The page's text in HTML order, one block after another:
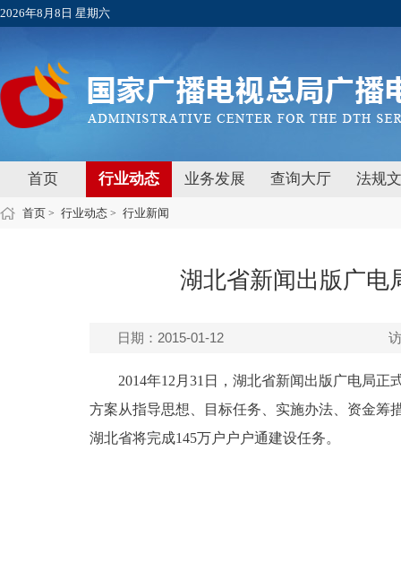
2026年8月8日 星期六
首页 行业动态 业务发展 查询大厅 法规
首页 > 行业动态 > 行业新闻
湖北省新闻出版广电
日期：2015-01-12
2014年12月31日，湖北省新闻出版广电局
方案从指导思想、目标任务、实施办法、资金筹
湖北省将完成145万户户户通建设任务。